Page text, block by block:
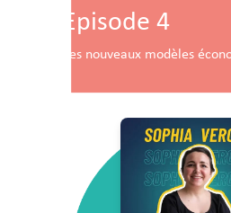
Episode 4
Les nouveaux modèles